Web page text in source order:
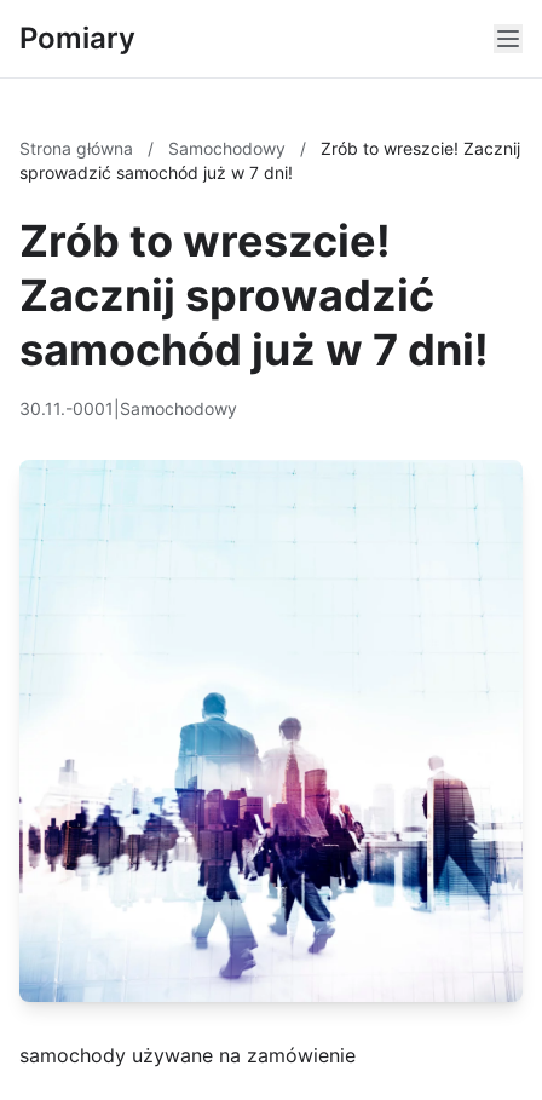
Pomiary
Strona główna / Samochodowy /
Zrób to wreszcie! Zacznij
sprowadzić samochód już w 7 dni!
Zrób to wreszcie!
Zacznij sprowadzić
samochód już w 7 dni!
30.11.-0001 Samochodowy
samochody używane na zamówienie